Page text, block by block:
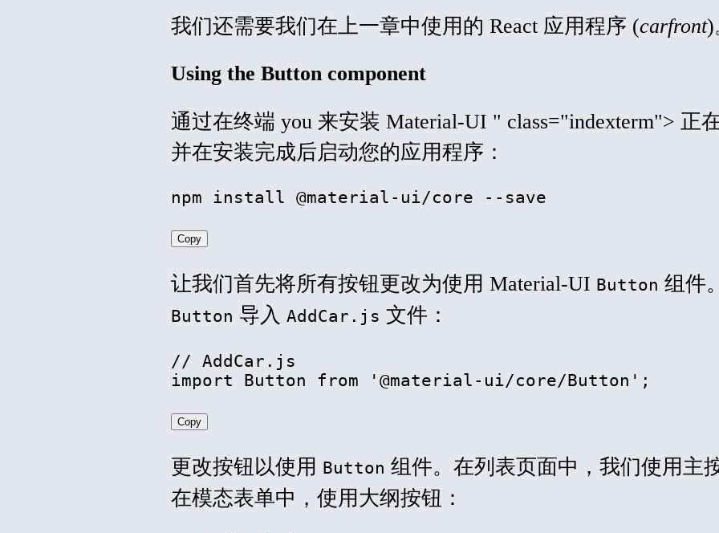
我们还需要我们在上一章中使用的 React 应用程序 (carfront)
Using the Button component
通过在终端 you 来安装 Material-UI " class="indexterm"> 正
并在安装完成后启动您的应用程序：
npm install @material-ui/core --save
Copy
让我们首先将所有按钮更改为使用 Material-UI Button 组件
Button 导入 AddCar.js 文件：
// AddCar.js
import Button from '@material-ui/core/Button';
Copy
更改按钮以使用 Button 组件。在列表页面中，我们使用主
在模态表单中，使用大纲按钮：